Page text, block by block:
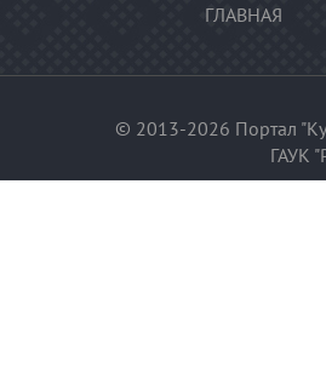
ГЛАВНАЯ
© 2013-2026 Портал
ГАУК